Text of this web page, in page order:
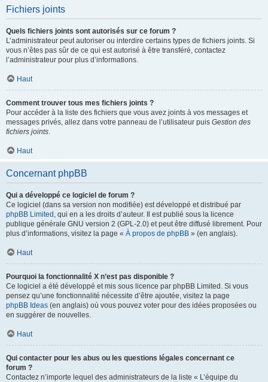
Fichiers joints
Quels fichiers joints sont autorisés sur ce forum ?
L’administrateur peut autoriser ou interdire certains types de fichiers joints. Si
vous n’êtes pas sûr de ce qui est autorisé à être transféré, contactez
l’administrateur pour plus d’informations.
Haut
Comment trouver tous mes fichiers joints ?
Pour accéder à la liste des fichiers que vous avez joints à vos messages et
messages privés, allez dans votre panneau de l’utilisateur puis Gestion des
fichiers joints.
Haut
Concernant phpBB
Qui a développé ce logiciel de forum ?
Ce logiciel (dans sa version non modifiée) est développé et distribué par
phpBB Limited , qui en a les droits d’auteur. Il est publié sous la licence
publique générale GNU version 2 (GPL-2.0) et peut être diffusé librement. Pour
plus d’informations, visitez la page « À propos de phpBB » (en anglais).
Haut
Pourquoi la fonctionnalité X n’est pas disponible ?
Ce logiciel a été développé et mis sous licence par phpBB Limited. Si vous
pensez qu’une fonctionnalité nécessite d’être ajoutée, visitez la page
phpBB Ideas (en anglais) où vous pouvez voter pour des idées proposées ou
en suggérer de nouvelles.
Haut
Qui contacter pour les abus ou les questions légales concernant ce
forum ?
Contactez n’importe lequel des administrateurs de la liste « L’équipe du